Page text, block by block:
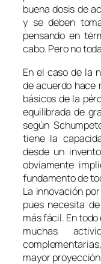
buena dosis de
y se deben
pensando en
cabo. Pero no
En el caso de la
de acuerdo hace
básicos de la
equilibrada de
según
tiene la
desde un
obviamente
fundamento de
La innovación
pues necesita
más fácil. En
muchas
mayor